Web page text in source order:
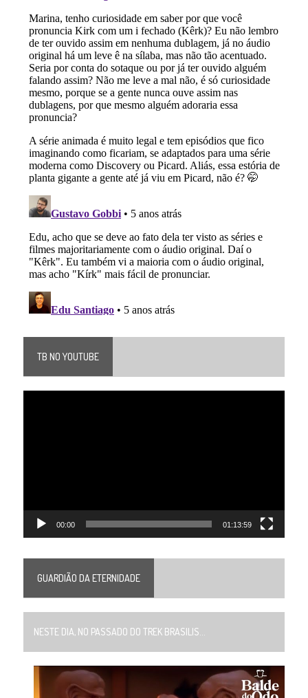
TB NO YOUTUBE
00:00 01:13:59
GUARDIÃO DA ETERNIDADE
NESTE DIA, NO PASSADO DO TREK BRASILIS...